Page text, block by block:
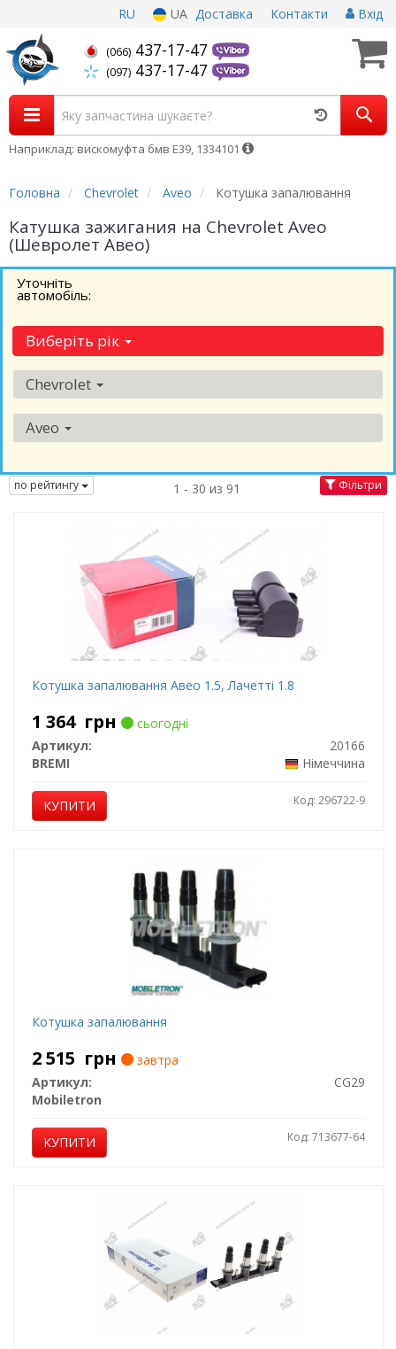
RU UA Доставка Контакти Вхід
(066) 437-17-47
(097) 437-17-47
Наприклад: вискомуфта бмв Е39, 1334101
Головна Chevrolet Aveo Котушка запалювання
Катушка зажигания на Chevrolet Aveo
(Шевролет Авео)
Уточніть
автомобіль:
Виберіть рік
Chevrolet
Aveo
по рейтингу 1 - 30 из 91 Фільтри
Котушка запалювання Авео 1.5, Лачетті 1.8
1 364 грн
сьогодні
Артикул:
20166
BREMI
Німеччина
КУПИТИ Код: 296722-9
Котушка запалювання
2 515 грн
завтра
Артикул:
CG29
Mobiletron
КУПИТИ Код: 713677-64